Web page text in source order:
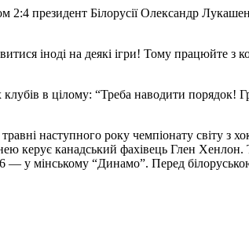
2:4 президент Білорусії Олександр
іноді на деякі ігри! Тому працюйте з
в цілому: “Треба наводити порядок!
наступного року чемпіонату світу з
нею керує канадський фахівець Глен
у мінському “Динамо”. Перед